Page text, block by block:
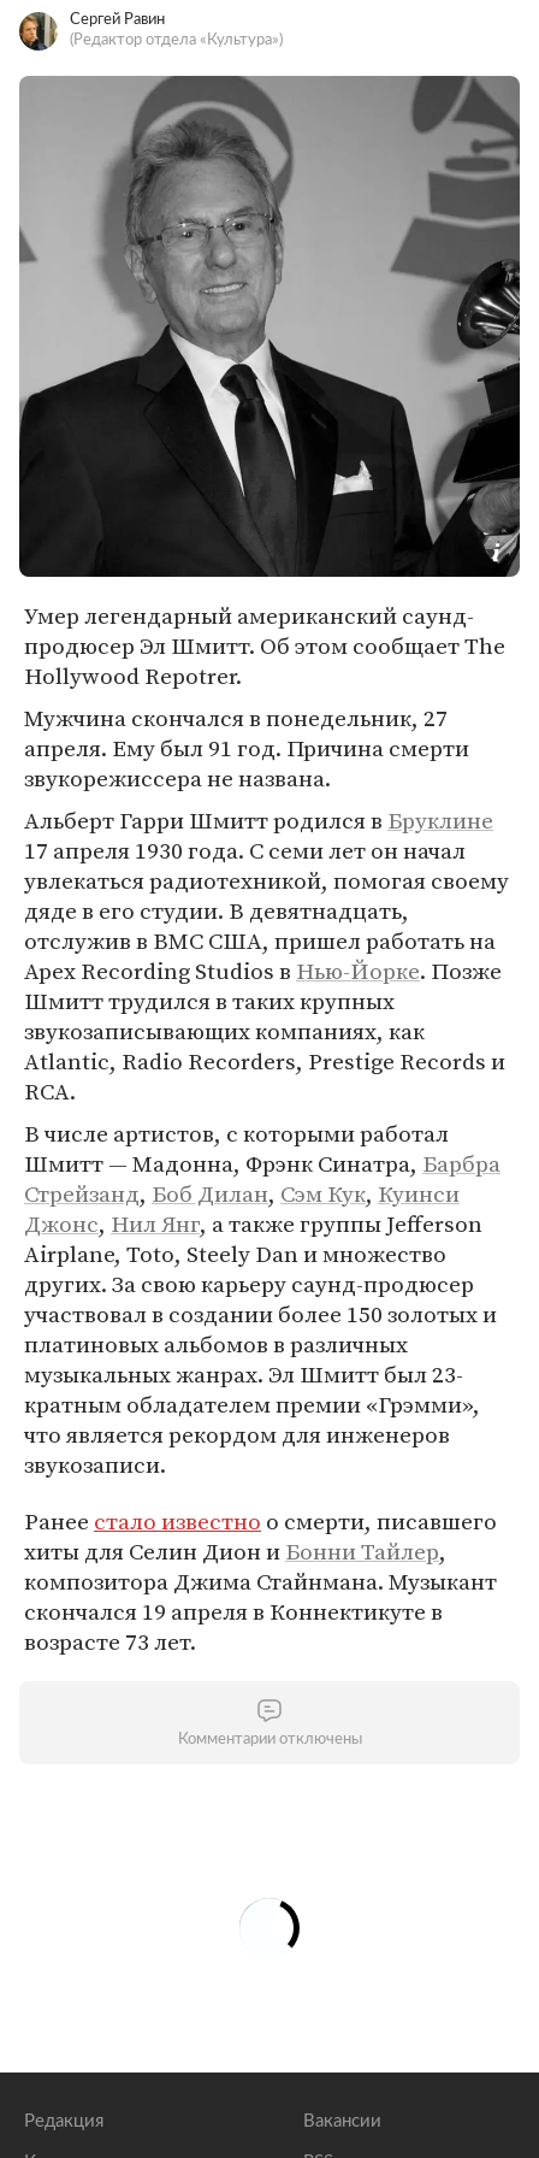
Сергей Равин
(Редактор отдела «Культура»)
Умер легендарный американский саунд-
продюсер Эл Шмитт. Об этом сообщает The
Hollywood Repotrer.
Мужчина скончался в понедельник, 27
апреля. Ему был 91 год. Причина смерти
звукорежиссера не названа.
Альберт Гарри Шмитт родился в Бруклине
17 апреля 1930 года. С семи лет он начал
увлекаться радиотехникой, помогая своему
дяде в его студии. В девятнадцать,
отслужив в ВМС США, пришел работать на
Apex Recording Studios в Нью-Йорке. Позже
Шмитт трудился в таких крупных
звукозаписывающих компаниях, как
Atlantic, Radio Recorders, Prestige Records и
RCA.
В числе артистов, с которыми работал
Шмитт — Мадонна, Фрэнк Синатра, Барбра
Стрейзанд, Боб Дилан, Сэм Кук, Куинси
Джонс, Нил Янг, а также группы Jefferson
Airplane, Toto, Steely Dan и множество
других. За свою карьеру саунд-продюсер
участвовал в создании более 150 золотых и
платиновых альбомов в различных
музыкальных жанрах. Эл Шмитт был 23-
кратным обладателем премии «Грэмми»,
что является рекордом для инженеров
звукозаписи.
Ранее стало известно о смерти, писавшего
хиты для Селин Дион иБонни Тайлер,
композитора Джима Стайнмана. Музыкант
скончался 19 апреля в Коннектикуте в
возрасте 73 лет.
Комментарии отключены
Редакция Вакансии